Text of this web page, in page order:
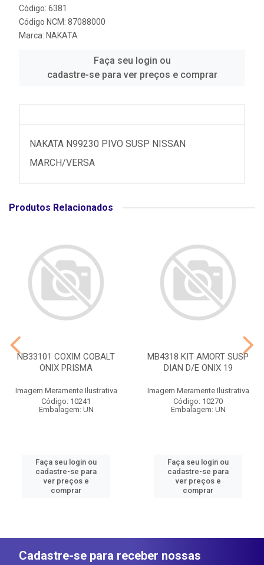
Código: 6381
Código NCM: 87088000
Marca: NAKATA
Faça seu login ou
cadastre-se para ver preços e comprar
NAKATA N99230 PIVO SUSP NISSAN
MARCH/VERSA
Produtos Relacionados
NB33101 COXIM COBALT
ONIX PRISMA
Imagem Meramente Ilustrativa
Código: 10241
Embalagem: UN
Faça seu login ou
cadastre-se para
ver preços e
comprar
MB4318 KIT AMORT SUSP
DIAN D/E ONIX 19
Imagem Meramente Ilustrativa
Código: 10270
Embalagem: UN
Faça seu login ou
cadastre-se para
ver preços e
comprar
Cadastre-se para receber nossas